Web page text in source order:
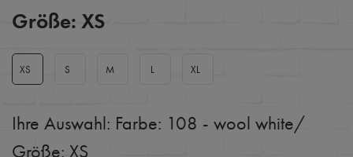
Größe: XS
XS S M L XL
Ihre Auswahl: Farbe: 108 - wool white/
Größe: XS